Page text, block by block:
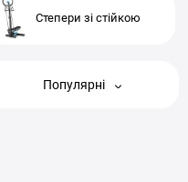
Степери зі стійкою
Популярні